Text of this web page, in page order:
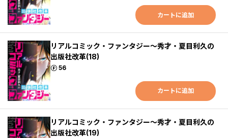
カートに追加
リアルコミック・ファンタジー～秀才・夏目利久の
出版社改革(18)
56
ポイント
カートに追加
リアルコミック・ファンタジー～秀才・夏目利久の
出版社改革(19)